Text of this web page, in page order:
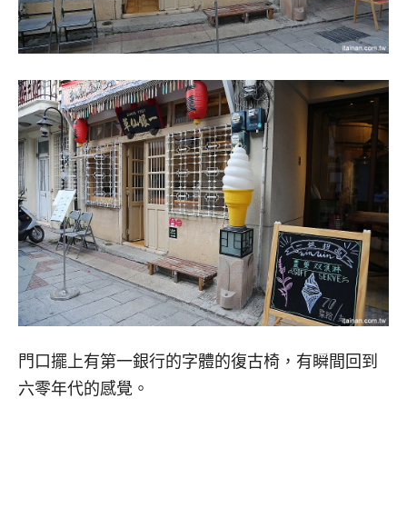
門口擺上有第一銀行的字體的復古椅，有瞬間回到
六零年代的感覺。